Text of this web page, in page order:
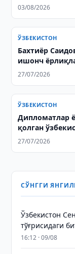
03/08/2026
ЎЗБЕКИСТОН
Бахтиёр
ишонч
27/07/2026
ЎЗБЕКИСТОН
Дипломатлар
қолган
27/07/2026
СЎНГГИ
Ўзбекистон
тўғрисидаги
16:12 · 09/08